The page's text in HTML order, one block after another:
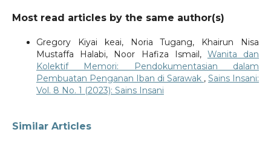
Most read articles by the same author(s)
Gregory Kiyai keai, Noria Tugang, Khairun Nisa
Mustaffa Halabi, Noor Hafiza Ismail, Wanita dan
Kolektif Memori: Pendokumentasian dalam
Pembuatan Penganan Iban di Sarawak ,Sains Insani:
Vol. 8 No. 1 (2023): Sains Insani
Similar Articles